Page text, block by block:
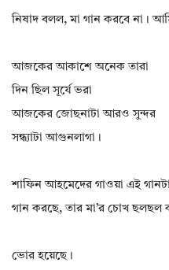
নিষাদ বলল, মা গান করবে না।
আজকের আকাশে অনেক তারা
দিন ছিল সূর্যে ভরা
আজকের জোছনাটা আরও সুন্দর
সন্ধ্যাটা আগুনলাগা।
শাফিন আহমেদের গাওয়া এই
গান করছে, তার মা’র চোখ ছলছল
ভোর হয়েছে।